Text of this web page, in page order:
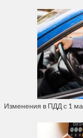
Изменения в ПДД с 1